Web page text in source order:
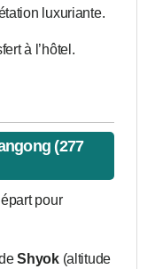
luxuriante.
à l’hôtel.
(277
pour
Shyok(altitude